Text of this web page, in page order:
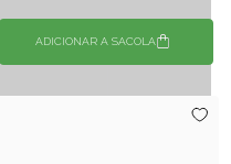
ADICIONAR A SACOLA